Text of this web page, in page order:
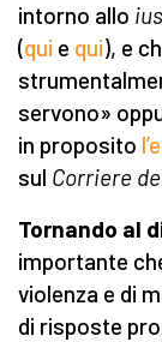
intorno allo
(qui e qui), e
servono»
in proposito
sul Corriere
Tornando al
importante
violenza e di
di risposte